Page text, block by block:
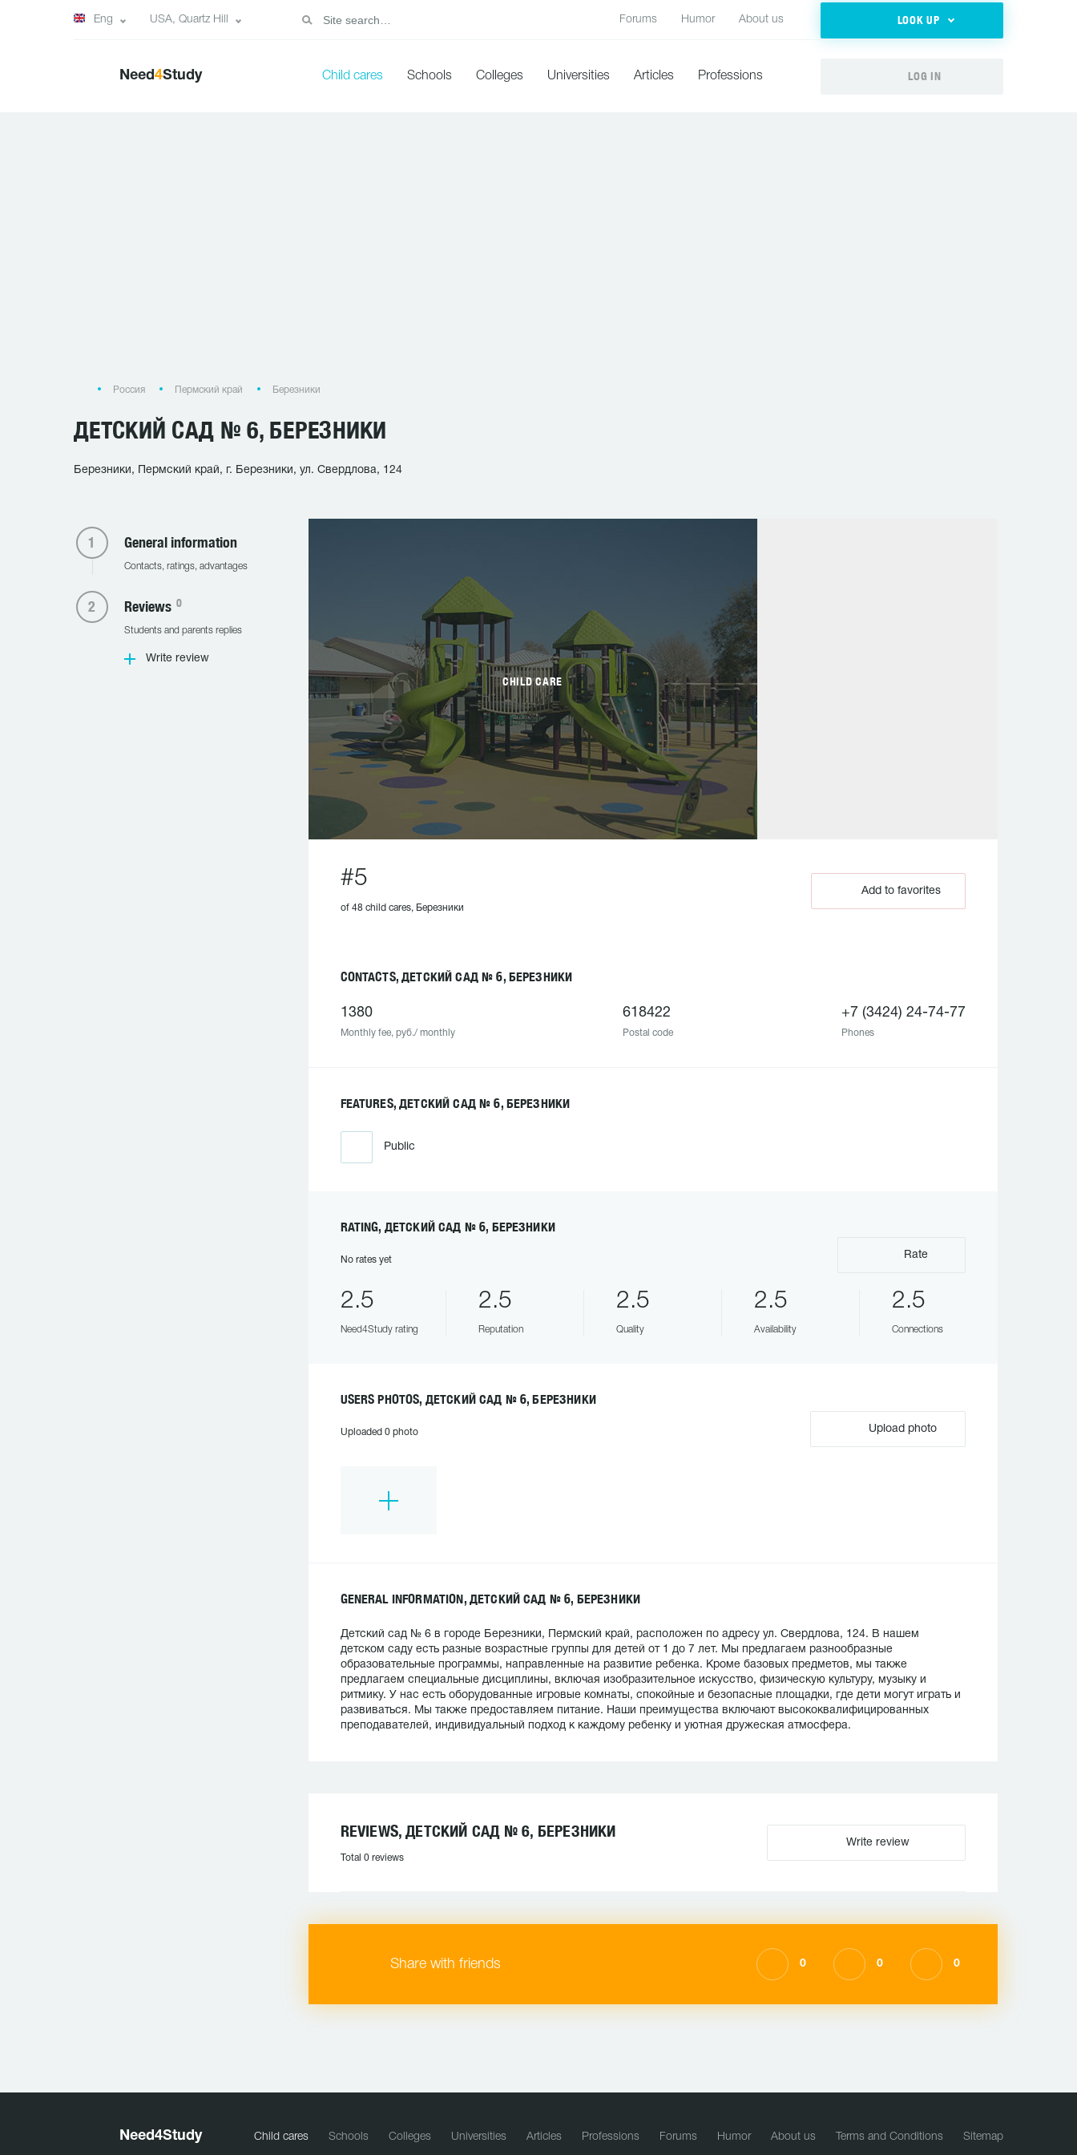
Eng USA, Quartz Hill Forums Humor About us LOOK UP
Need4Study Child cares Schools Colleges Universities Articles Professions LOG IN
Россия Пермский край Березники
ДЕТСКИЙ САД № 6, БЕРЕЗНИКИ
Березники, Пермский край, г. Березники, ул. Свердлова, 124
General information
Contacts, ratings, advantages
Reviews 0
Students and parents replies
Write review
CHILD CARE
#5
of 48 child cares, Березники
Add to favorites
CONTACTS, ДЕТСКИЙ САД № 6, БЕРЕЗНИКИ
1380
Monthly fee, руб./ monthly
618422
Postal code
+7 (3424) 24-74-77
Phones
FEATURES, ДЕТСКИЙ САД № 6, БЕРЕЗНИКИ
Public
RATING, ДЕТСКИЙ САД № 6, БЕРЕЗНИКИ
No rates yet Rate
2.5
Need4Study rating
2.5
Reputation
2.5
Quality
2.5
Availability
2.5
Connections
USERS PHOTOS, ДЕТСКИЙ САД № 6, БЕРЕЗНИКИ
Uploaded 0 photo Upload photo
GENERAL INFORMATION, ДЕТСКИЙ САД № 6, БЕРЕЗНИКИ
Детский сад № 6 в городе Березники, Пермский край, расположен по адресу ул. Свердлова, 124. В нашем
детском саду есть разные возрастные группы для детей от 1 до 7 лет. Мы предлагаем разнообразные
образовательные программы, направленные на развитие ребенка. Кроме базовых предметов, мы также
предлагаем специальные дисциплины, включая изобразительное искусство, физическую культуру, музыку и
ритмику. У нас есть оборудованные игровые комнаты, спокойные и безопасные площадки, где дети могут играть и
развиваться. Мы также предоставляем питание. Наши преимущества включают высококвалифицированных
преподавателей, индивидуальный подход к каждому ребенку и уютная дружеская атмосфера.
REVIEWS, ДЕТСКИЙ САД № 6, БЕРЕЗНИКИ
Total 0 reviews
Write review
Share with friends 0 0 0
Need4Study Child cares Schools Colleges Universities Articles Professions Forums Humor About us Terms and Conditions Sitemap